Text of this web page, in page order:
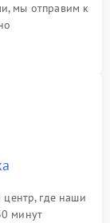
мы отправим к
центр, где наши
минут